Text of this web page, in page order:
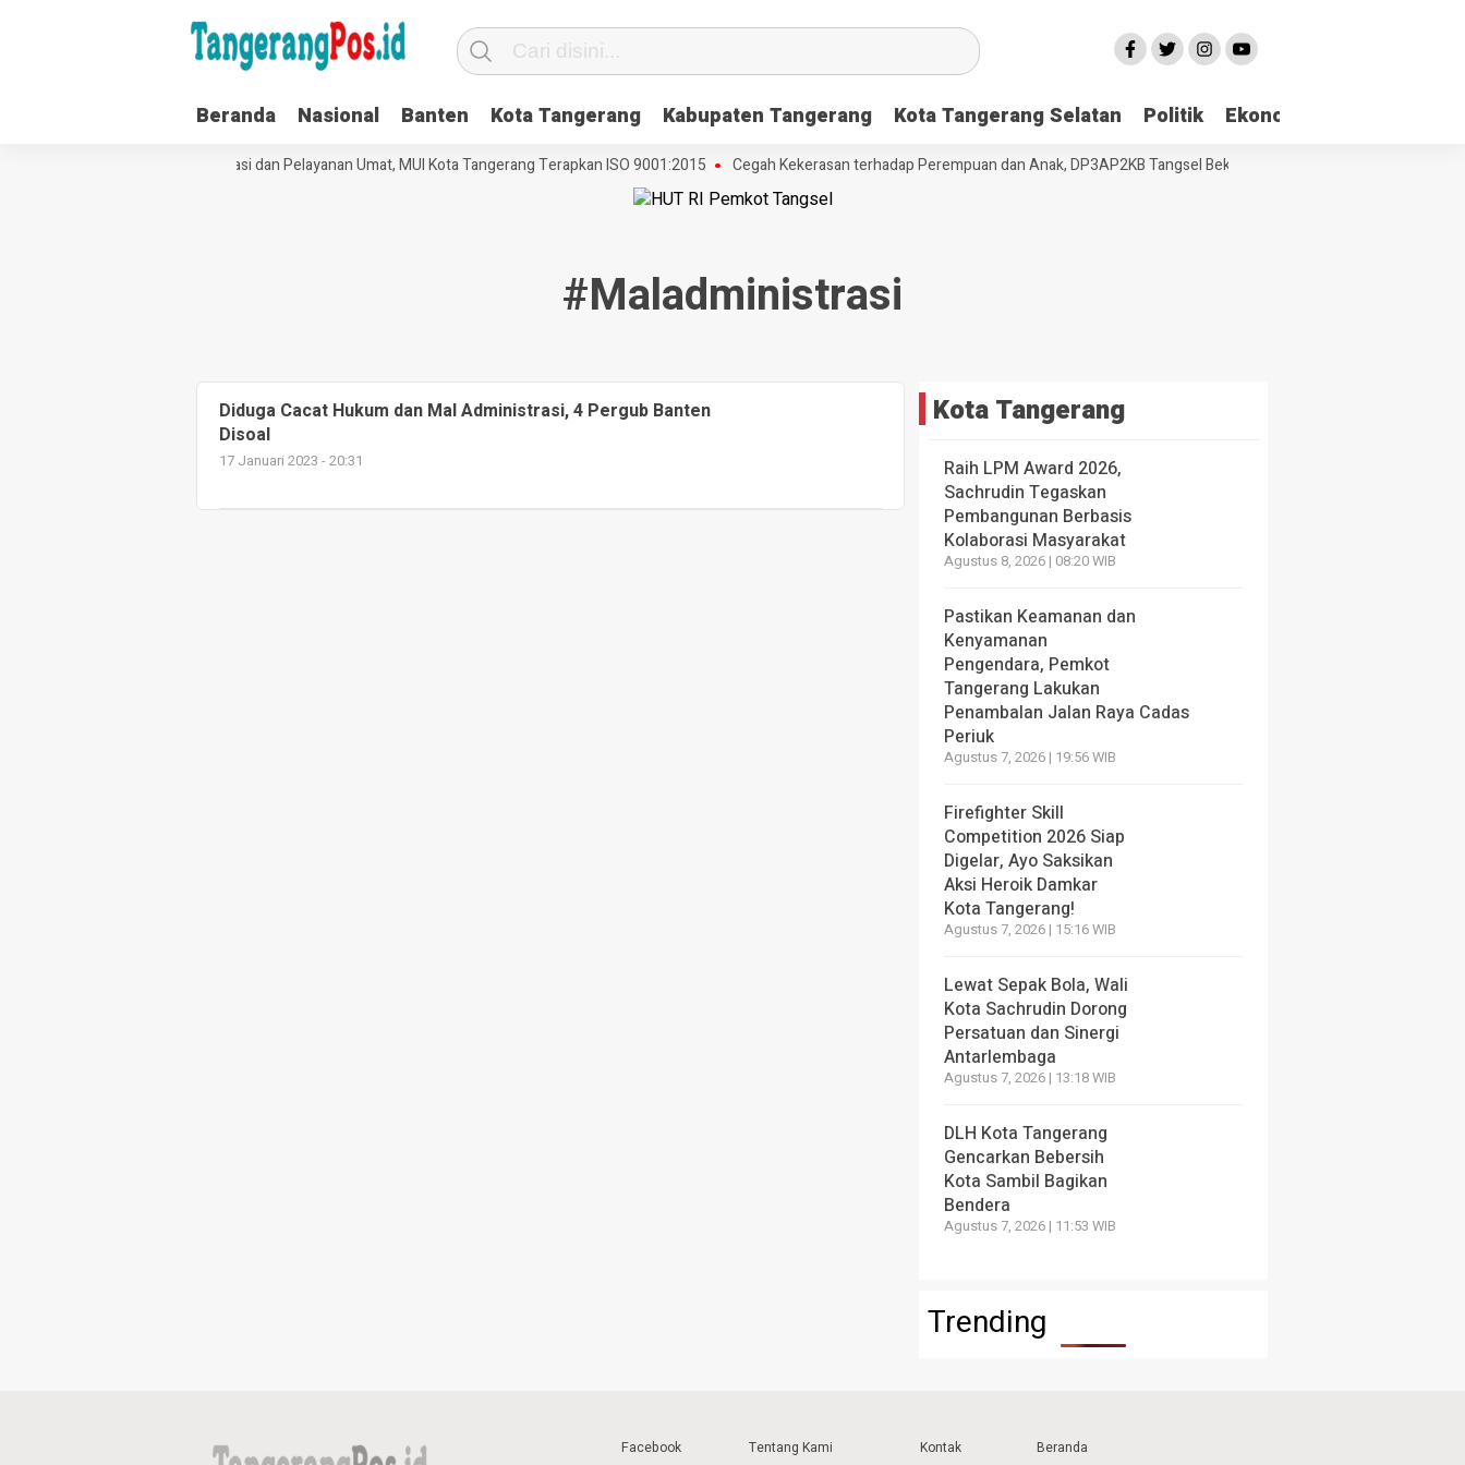
Beranda Nasional Banten Kota Tangerang Kabupaten Tangerang Kota Tangerang Selatan Politik Ekonomi
Perkuat Tata Kelola Organisasi dan Pelayanan Umat, MUI Kota Tangerang Terapkan ISO 9001:2015 Cegah Kekerasan terhadap Perempuan dan Anak, DP3AP2KB Tangsel Bekali Masyarakat Manajemen Stres
#maladministrasi
Diduga Cacat Hukum dan Mal Administrasi, 4 Pergub Banten
Disoal
17 Januari 2023 - 20:31
Kota Tangerang
Raih LPM Award 2026,
Sachrudin Tegaskan
Pembangunan Berbasis
Kolaborasi Masyarakat
Agustus 8, 2026 | 08:20 WIB
Pastikan Keamanan dan
Kenyamanan
Pengendara, Pemkot
Tangerang Lakukan
Penambalan Jalan Raya Cadas
Periuk
Agustus 7, 2026 | 19:56 WIB
Firefighter Skill
Competition 2026 Siap
Digelar, Ayo Saksikan
Aksi Heroik Damkar
Kota Tangerang!
Agustus 7, 2026 | 15:16 WIB
Lewat Sepak Bola, Wali
Kota Sachrudin Dorong
Persatuan dan Sinergi
Antarlembaga
Agustus 7, 2026 | 13:18 WIB
DLH Kota Tangerang
Gencarkan Bebersih
Kota Sambil Bagikan
Bendera
Agustus 7, 2026 | 11:53 WIB
Trending
Facebook
Tentang Kami
Kontak
Beranda